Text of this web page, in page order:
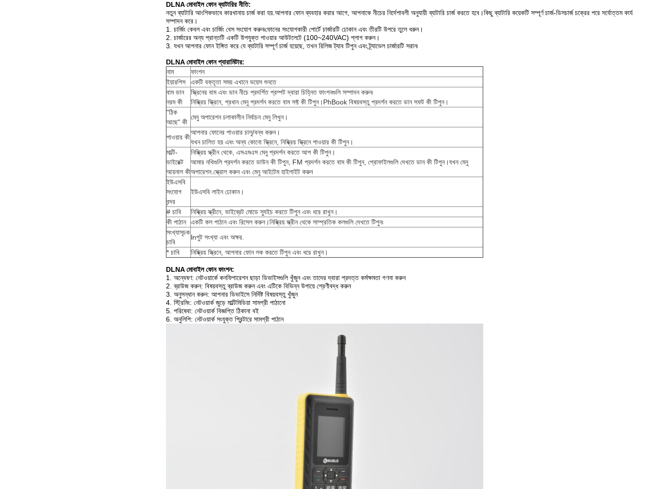
DLNA মোবাইল ফোন ব্যাটারির নীতি:
নতুন ব্যাটারি আংশিকভাবে কারখানায় চার্জ করা হয়.আপনার ফোন ব্যবহার করার আগে, আপনাকে নীচের নির্দেশাবলী অনুযায়ী ব্যাটারি চার্জ করতে হবে।কিছু ব্যাটারি কয়েকটি সম্পূর্ণ চার্জ-ডিসচার্জ চক্রের পরে সর্বোত্তম কার্য
সম্পাদন করে।
1. চার্জিং কেবল এবং চার্জিং বেস সংযোগ করুন৷ফোনের সংযোগকারী পোর্টে চার্জারটি ঢোকান এবং তীরটি উপরে তুলে ধরুন।
2. চার্জারের অন্য প্রান্তটি একটি উপযুক্ত পাওয়ার আউটলেটে (100~240VAC) প্লাগ করুন।
3. যখন আপনার ফোন ইঙ্গিত করে যে ব্যাটারি সম্পূর্ণ চার্জ হয়েছে, তখন রিলিজ ট্যাব টিপুন এবং ট্র্যাভেল চার্জারটি সরান৷
DLNA মোবাইল ফোন প্যারামিটার:
নাম
ফাংশন
ইয়ারপিস
একটি বক্তৃতা সময় এখানে ভয়েস শুনতে
বাম ডান
নরম কী
স্ক্রিনের বাম এবং ডান নীচে প্রদর্শিত প্রম্পট দ্বারা চিহ্নিত ফাংশনগুলি সম্পাদন করুন৷
নিষ্ক্রিয় স্ক্রিনে, প্রধান মেনু প্রদর্শন করতে বাম সফ্ট কী টিপুন।PhBook বিষয়বস্তু প্রদর্শন করতে ডান সফট কী টিপুন।
"ঠিক
আছে" কী
মেনু অপারেশন চলাকালীন নির্বাচন মেনু লিখুন।
পাওয়ার কী
আপনার ফোনের পাওয়ার চালু/বন্ধ করুন।
যখন চালিত হয় এবং অন্য কোনো স্ক্রিনে, নিষ্ক্রিয় স্ক্রিনে পাওয়ার কী টিপুন।
মাল্টি-
ডাইরেক্ট
আয়নাল কী
নিষ্ক্রিয় স্ক্রীন থেকে, এসএমএস মেনু প্রদর্শন করতে আপ কী টিপুন।
আমার নথিগুলি প্রদর্শন করতে ডাউন কী টিপুন, FM প্রদর্শন করতে বাম কী টিপুন, প্রোফাইলগুলি দেখতে ডান কী টিপুন।যখন মেনু
অপারেশন.স্ক্রোল করুন এবং মেনু আইটেম হাইলাইট করুন
ইউএসবি
সংযোগ
বন্দর
ইউএসবি লাইন ঢোকান।
# চাবি
নিষ্ক্রিয় স্ক্রীনে, ভাইব্রেট মোডে স্যুইচ করতে টিপুন এবং ধরে রাখুন।
কী পাঠান
একটি কল পাঠান এবং রিসেল করুন।নিষ্ক্রিয় স্ক্রীন থেকে সাম্প্রতিক কলগুলি দেখতে টিপুন৷
সংখ্যাসূচক
চাবি
lnপুট সংখ্যা এবং অক্ষর.
* চাবি
নিষ্ক্রিয় স্ক্রিনে, আপনার ফোন লক করতে টিপুন এবং ধরে রাখুন।
DLNA মোবাইল ফোন ফাংশন:
1. অন্বেষণ: নেটওয়ার্কে কনফিগারেশন ছাড়া ডিভাইসগুলি খুঁজুন এবং তাদের দ্বারা প্রদত্ত কর্মক্ষমতা গণনা করুন
2. ব্রাউজ করুন: বিষয়বস্তু ব্রাউজ করুন এবং এটিকে বিভিন্ন উপায়ে শ্রেণীবদ্ধ করুন
3. অনুসন্ধান করুন: আপনার ডিভাইসে নির্দিষ্ট বিষয়বস্তু খুঁজুন
4. স্ট্রিমিং: নেটওয়ার্ক জুড়ে মাল্টিমিডিয়া সামগ্রী পাঠানো
5. পরিষেবা: নেটওয়ার্ক বিজ্ঞপ্তি ঠিকানা বই
6. অনুলিপি: নেটওয়ার্ক সংযুক্ত প্রিন্টারে সামগ্রী পাঠান